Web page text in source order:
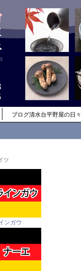
ブログ清水台平野屋の日々
ツ
ンガウ